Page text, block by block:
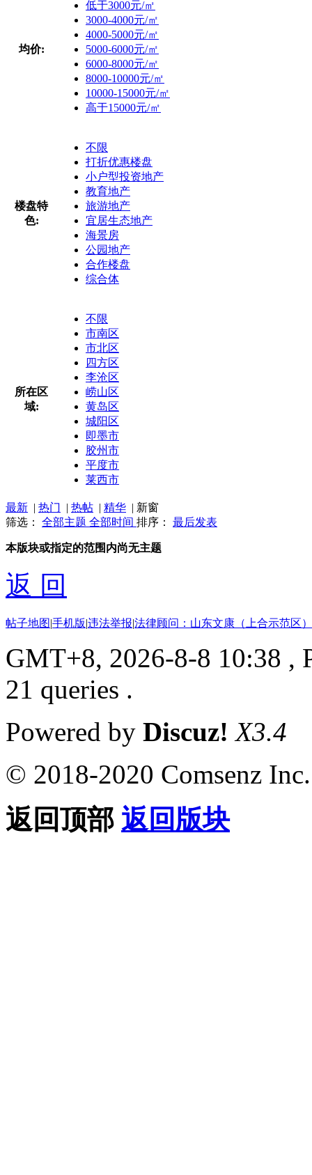
均价:
低于3000元/㎡
3000-4000元/㎡
4000-5000元/㎡
5000-6000元/㎡
6000-8000元/㎡
8000-10000元/㎡
10000-15000元/㎡
高于15000元/㎡
楼盘特
色:
不限
打折优惠楼盘
小户型投资地产
教育地产
旅游地产
宜居生态地产
海景房
公园地产
合作楼盘
综合体
所在区
域:
不限
市南区
市北区
四方区
李沧区
崂山区
黄岛区
城阳区
即墨市
胶州市
平度市
莱西市
最新 | 热门 | 热帖 | 精华 | 新窗
筛选： 全部主题 全部时间 排序： 最后发表
本版块或指定的范围内尚无主题
返 回
帖子地图|手机版|违法举报|法律顾问：山东文康（上合示范区
GMT+8, 2026-8-8 10:38 ,
21 queries .
Powered by Discuz! X3.4
© 2018-2020 Comsenz Inc.
返回顶部 返回版块